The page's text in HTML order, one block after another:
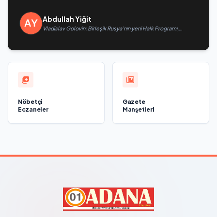
Abdullah Yiğit
Vladislav Golovin: Birleşik Rusya’nın yeni Halk Programı,
Nöbetçi
Eczaneler
Gazete
Manşetleri